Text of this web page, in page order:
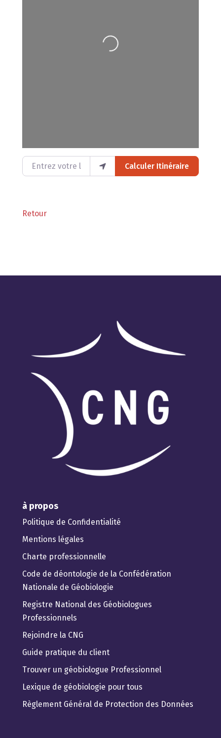
Entrez votre lieu Calculer Itinéraire
Retour
à propos
Politique de Confidentialité
Mentions légales
Charte professionnelle
Code de déontologie de la Confédération
Nationale de Géobiologie
Registre National des Géobiologues
Professionnels
Rejoindre la CNG
Guide pratique du client
Trouver un géobiologue Professionnel
Lexique de géobiologie pour tous
Règlement Général de Protection des Données